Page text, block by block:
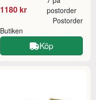
1180 kr
postorder
Butiken
Postorder
Köp